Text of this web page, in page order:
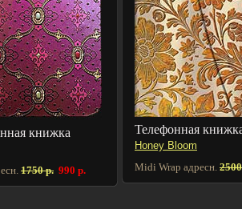
книжка
1750 р. 990 р.
Телефонная
Honey Bloom
Midi Wrap адресн.